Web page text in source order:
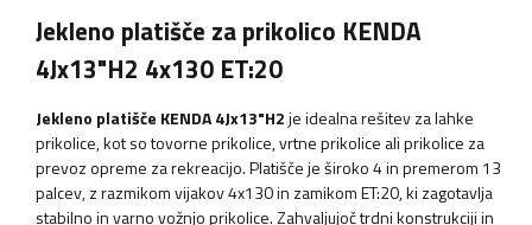
Jekleno platišče za prikolico KENDA
4Jx13"H2 4x130 ET:20
Jekleno platišče KENDA 4Jx13"H2je idealna rešitev za lahke
prikolice, kot so tovorne prikolice, vrtne prikolice ali prikolice za
prevoz opreme za rekreacijo. Platišče je široko 4 in premerom 13
palcev, z razmikom vijakov 4x130 in zamikom ET:20, ki zagotavlja
stabilno in varno vožnjo prikolice. Zahvaljujoč trdni konstrukciji in